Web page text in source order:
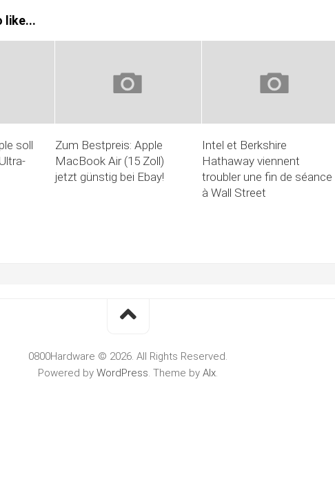
like...
soll
Zum Bestpreis: Apple
MacBook Air (15 Zoll)
jetzt günstig bei Ebay!
Intel et Berkshire
Hathaway viennent
troubler une fin de séance
à Wall Street
0800Hardware © 2026. All Rights Reserved.
Powered by WordPress. Theme by Alx.